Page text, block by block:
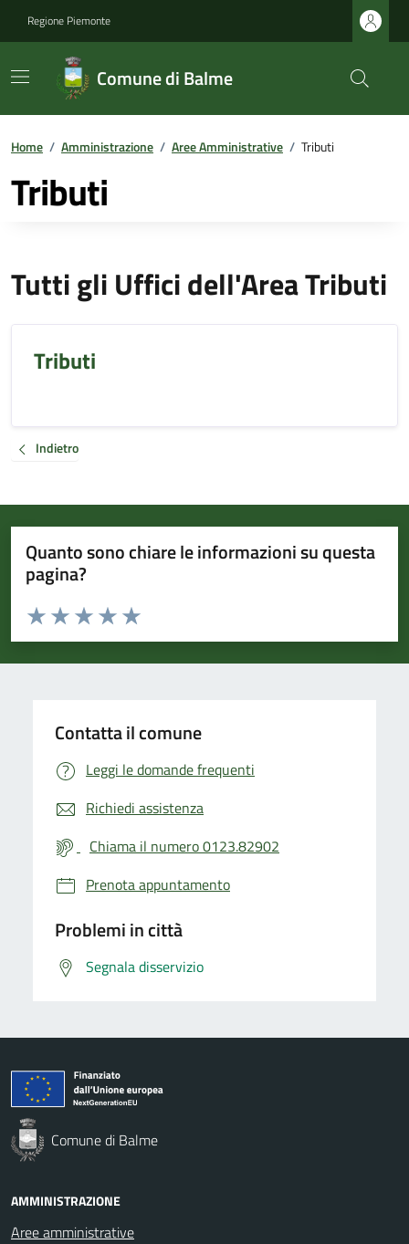
Regione Piemonte
Comune di Balme
Home / Amministrazione / Aree Amministrative / Tributi
Tributi
Tutti gli Uffici dell'Area Tributi
Tributi
Indietro
Quanto sono chiare le informazioni su questa
pagina?
Valuta da 1 a 5 stelle la pagina
Valuta 5 stelle su 5
Valuta 4 stelle su 5
Valuta 3 stelle su 5
Valuta 2 stelle su 5
Valuta 1 stelle su 5
Contatta il comune
Leggi le domande frequenti
Richiedi assistenza
Chiama il numero 0123.82902
Prenota appuntamento
Problemi in città
Segnala disservizio
Comune di Balme
AMMINISTRAZIONE
Aree amministrative